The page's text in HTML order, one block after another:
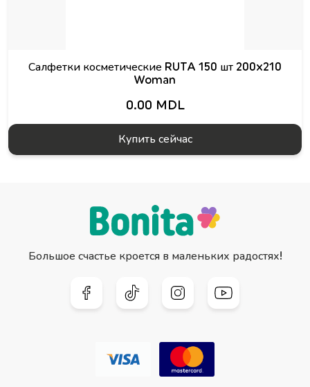
Салфетки косметические RUTA 150 шт 200x210
Woman
0.00 MDL
Купить сейчас
Большое счастье кроется в маленьких радостях!